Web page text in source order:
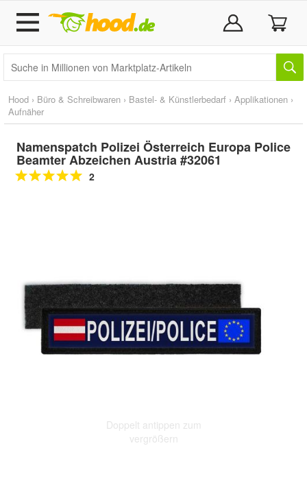
Hood › Büro & Schreibwaren › Bastel- & Künstlerbedarf › Applikationen ›
Aufnäher
Namenspatch Polizei Österreich Europa Police
Beamter Abzeichen Austria #32061
2
Doppelt antippen zum
vergrößern